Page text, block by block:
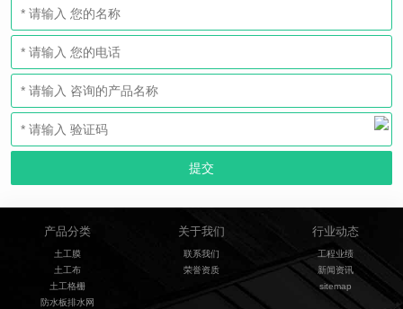
产品分类
土工膜
土工布
土工格栅
防水板排水网
关于我们
联系我们
荣誉资质
行业动态
工程业绩
新闻资讯
sitemap